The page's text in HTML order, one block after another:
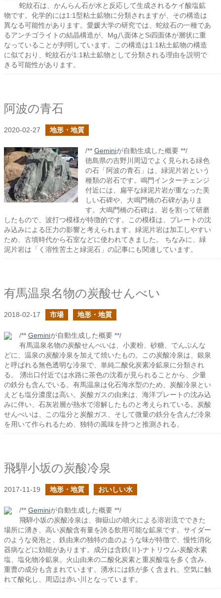
蛇紋石は、かんらん石が水と反応して生成されるケイ酸塩鉱
物です。化学的には1:1型粘土鉱物に分類されますが、その構造は
異なる可能性があります。愛媛大学の研究では、蛇紋石の一種であ
るアンチゴライトの結晶構造が、Mg八面体とSi四面体が層状に重
なっていることが判明しています。この構造は1:1粘土鉱物の構造
に似ており、蛇紋石が1:1粘土鉱物として分類される理由を説明で
きる可能性があります。
阿波の青石
2020-02-27 地形・地質
/** Geminiが自動生成した概要 **/
徳島県の吉野川周辺でよく見られる緑色
の石「阿波の青石」は、緑泥片岩という
種類の岩石です。鳴門インターチェンジ
付近には、扁平な緑泥片岩が重なった美
しい石碑や、大鳴門橋の石碑がありま
す。大鳴門橋の石碑は、岩を割って研磨
したもので、波打つ模様が特徴的です。この模様は、プレートの沈
み込みによる圧力の影響と考えられます。緑泥片岩は加工しやすい
ため、古墳時代から石室などに使われてきました。 ちなみに、緑
泥片岩は「く溶性苦土と緑泥石」の記事にも関連しています。
有馬温泉名物の炭酸せんべい
2018-02-17 市場 地形・地質
/** Geminiが自動生成した概要 **/
有馬温泉名物の炭酸せんべいは、小麦粉、砂糖、でんぷんな
どに、温泉の炭酸冷泉を加えて焼いたもの。この炭酸冷泉は、銀泉
と呼ばれる無色透明な冷泉で、単純二酸化炭素冷鉱泉に分類され
る。 湧出口付近では水路に茶色の沈着が見られることから、少量
の鉄分も含んでいる。有馬温泉は化石海水型のため、炭酸冷泉とい
えども塩分濃度は高い。炭酸ガスの由来は、海洋プレートの沈み込
みに伴い、石灰岩層が熱水で溶解したものと考えられている。炭酸
せんべいは、この塩分と炭酸ガス、そして微量の鉄分を含んだ冷泉
を用いて作られるため、独特の風味を持つと推測される。
飛騨小坂の炭酸冷泉
2017-11-19 地形・地質 おいしい水
/** Geminiが自動生成した概要 **/
飛騨小坂の炭酸冷泉は、御嶽山の噴火による溶岩流でできた
場所に湧き、高い炭酸含有量を誇る飲用可能な鉱泉です。サイダー
のような発泡と、鉄由来の独特の血のような味が特徴で、慢性消化
器病などに効能があります。成分は含鉄(Ⅱ)-ナトリウム-炭酸水素
塩、塩化物冷鉱泉。火山由来の二酸化炭素と重炭酸塩を多く含み、
重曹の成分も含まれています。湧水には鉄が多く含まれ、空気に触
れて酸化し、周辺は赤い川となっています。